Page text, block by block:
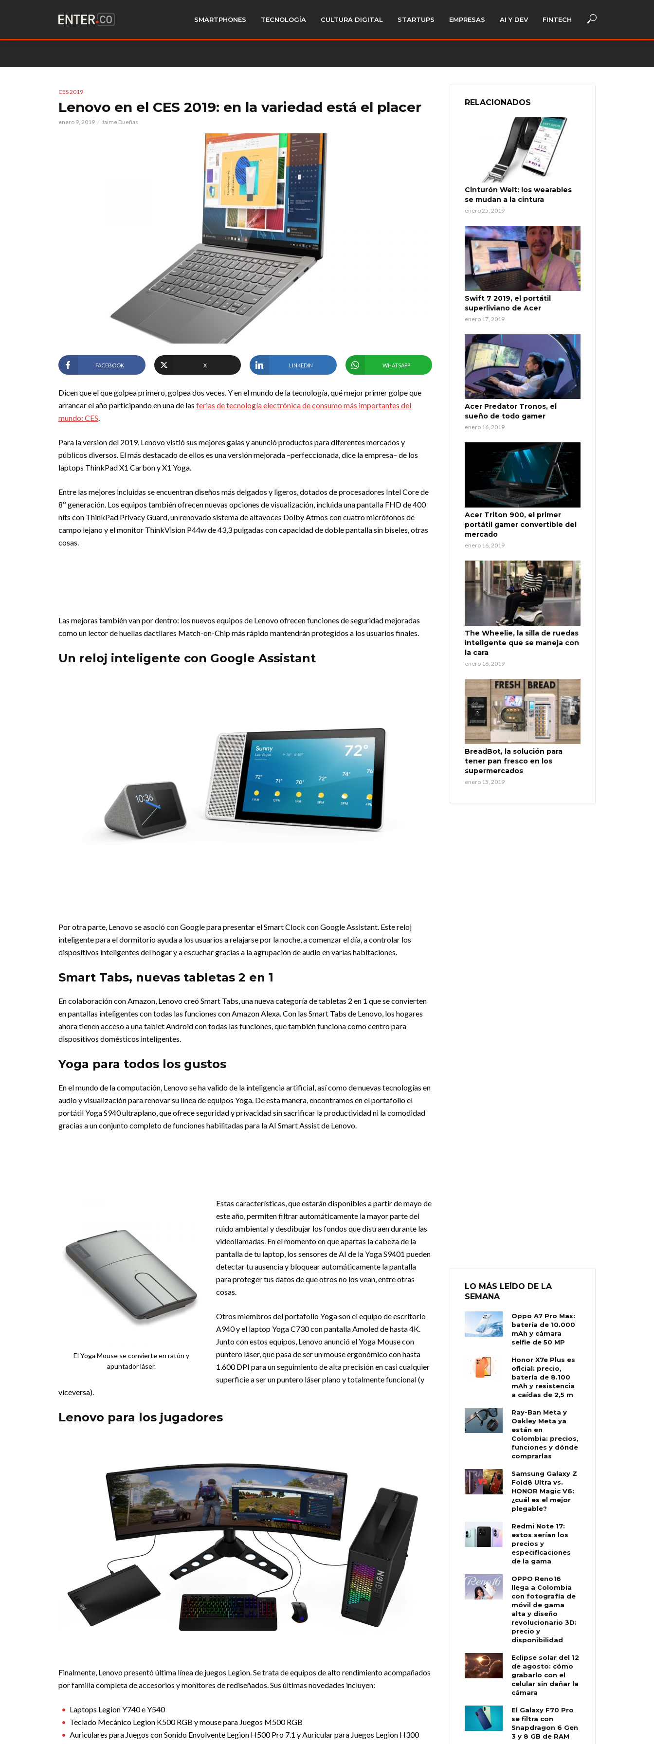
SMARTPHONES TECNOLOGÍA CULTURA DIGITAL STARTUPS EMPRESAS AI Y DEV FINTECH
CES 2019
Lenovo en el CES 2019: en la variedad está el placer
enero 9, 2019 Jaime Dueñas
FACEBOOK X LINKEDIN WHATSAPP
Dicen que el que golpea primero, golpea dos veces. Y en el mundo de la tecnología, qué mejor primer golpe que
arrancar el año participando en una de las ferias de tecnología electrónica de consumo más importantes del
mundo: CES.
Para la version del 2019, Lenovo vistió sus mejores galas y anunció productos para diferentes mercados y
públicos diversos. El más destacado de ellos es una versión mejorada –perfeccionada, dice la empresa– de los
laptops ThinkPad X1 Carbon y X1 Yoga.
Entre las mejores incluidas se encuentran diseños más delgados y ligeros, dotados de procesadores Intel Core de
8º generación. Los equipos también ofrecen nuevas opciones de visualización, incluida una pantalla FHD de 400
nits con ThinkPad Privacy Guard, un renovado sistema de altavoces Dolby Atmos con cuatro micrófonos de
campo lejano y el monitor ThinkVision P44w de 43,3 pulgadas con capacidad de doble pantalla sin biseles, otras
cosas.
Las mejoras también van por dentro: los nuevos equipos de Lenovo ofrecen funciones de seguridad mejoradas
como un lector de huellas dactilares Match-on-Chip más rápido mantendrán protegidos a los usuarios finales.
Un reloj inteligente con Google Assistant
Por otra parte, Lenovo se asoció con Google para presentar el Smart Clock con Google Assistant. Este reloj
inteligente para el dormitorio ayuda a los usuarios a relajarse por la noche, a comenzar el día, a controlar los
dispositivos inteligentes del hogar y a escuchar gracias a la agrupación de audio en varias habitaciones.
Smart Tabs, nuevas tabletas 2 en 1
En colaboración con Amazon, Lenovo creó Smart Tabs, una nueva categoría de tabletas 2 en 1 que se convierten
en pantallas inteligentes con todas las funciones con Amazon Alexa. Con las Smart Tabs de Lenovo, los hogares
ahora tienen acceso a una tablet Android con todas las funciones, que también funciona como centro para
dispositivos domésticos inteligentes.
Yoga para todos los gustos
En el mundo de la computación, Lenovo se ha valido de la inteligencia artificial, así como de nuevas tecnologías en
audio y visualización para renovar su línea de equipos Yoga. De esta manera, encontramos en el portafolio el
portátil Yoga S940 ultraplano, que ofrece seguridad y privacidad sin sacrificar la productividad ni la comodidad
gracias a un conjunto completo de funciones habilitadas para la AI Smart Assist de Lenovo.
El Yoga Mouse se convierte en ratón y
apuntador láser.
Estas características, que estarán disponibles a partir de mayo de
este año, permiten filtrar automáticamente la mayor parte del
ruido ambiental y desdibujar los fondos que distraen durante las
videollamadas. En el momento en que apartas la cabeza de la
pantalla de tu laptop, los sensores de AI de la Yoga S9401 pueden
detectar tu ausencia y bloquear automáticamente la pantalla
para proteger tus datos de que otros no los vean, entre otras
cosas.
Otros miembros del portafolio Yoga son el equipo de escritorio
A940 y el laptop Yoga C730 con pantalla Amoled de hasta 4K.
Junto con estos equipos, Lenovo anunció el Yoga Mouse con
puntero láser, que pasa de ser un mouse ergonómico con hasta
1.600 DPI para un seguimiento de alta precisión en casi cualquier
superficie a ser un puntero láser plano y totalmente funcional (y
viceversa).
Lenovo para los jugadores
Finalmente, Lenovo presentó última línea de juegos Legion. Se trata de equipos de alto rendimiento acompañados
por familia completa de accesorios y monitores de rediseñados. Sus últimas novedades incluyen:
Laptops Legion Y740 e Y540
Teclado Mecánico Legion K500 RGB y mouse para Juegos M500 RGB
Auriculares para Juegos con Sonido Envolvente Legion H500 Pro 7.1 y Auricular para Juegos Legion H300
RELACIONADOS
Cinturón Welt: los wearables
se mudan a la cintura
enero 25, 2019
Swift 7 2019, el portátil
superliviano de Acer
enero 17, 2019
Acer Predator Tronos, el
sueño de todo gamer
enero 16, 2019
Acer Triton 900, el primer
portátil gamer convertible del
mercado
enero 16, 2019
The Wheelie, la silla de ruedas
inteligente que se maneja con
la cara
enero 16, 2019
BreadBot, la solución para
tener pan fresco en los
supermercados
enero 15, 2019
LO MÁS LEÍDO DE LA
SEMANA
Oppo A7 Pro Max:
batería de 10.000
mAh y cámara
selfie de 50 MP
Honor X7e Plus es
oficial: precio,
batería de 8.100
mAh y resistencia
a caídas de 2,5 m
Ray-Ban Meta y
Oakley Meta ya
están en
Colombia: precios,
funciones y dónde
comprarlas
Samsung Galaxy Z
Fold8 Ultra vs.
HONOR Magic V6:
¿cuál es el mejor
plegable?
Redmi Note 17:
estos serían los
precios y
especificaciones
de la gama
OPPO Reno16
llega a Colombia
con fotografía de
móvil de gama
alta y diseño
revolucionario 3D:
precio y
disponibilidad
Eclipse solar del 12
de agosto: cómo
grabarlo con el
celular sin dañar la
cámara
El Galaxy F70 Pro
se filtra con
Snapdragon 6 Gen
3 y 8 GB de RAM